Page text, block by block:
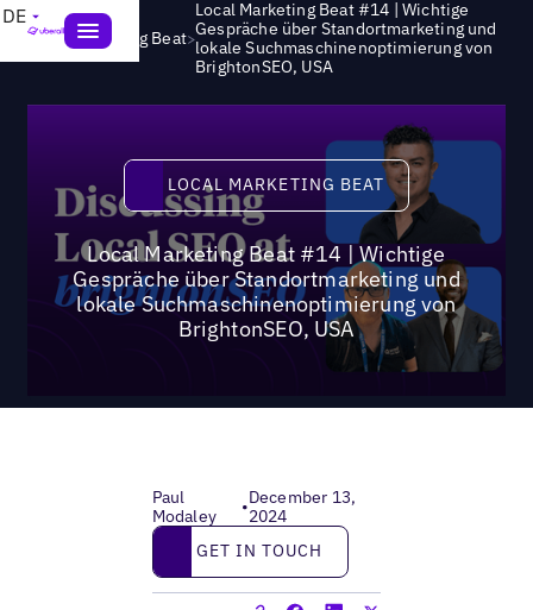
DE
Local Marketing Beat>
Local Marketing Beat #14 | Wichtige
Gespräche über Standortmarketing und
lokale Suchmaschinenoptimierung von
BrightonSEO, USA
Local Marketing Beat
LOCAL MARKETING BEAT
Local Marketing Beat #14 | Wichtige
Gespräche über Standortmarketing und
lokale Suchmaschinenoptimierung von
BrightonSEO, USA
Paul
Modaley
•December 13,
2024
Get in touch
GET IN TOUCH